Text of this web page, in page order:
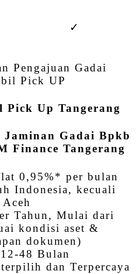
✓
Pengajuan Gadai
Pick UP
Up Tangerang
Gadai Bpkb
Finance Tangerang
0,95%* per bulan
Indonesia, kecuali
Aceh
Tahun, Mulai dari
kondisi aset &
dokumen)
48 Bulan
dan Terpercaya